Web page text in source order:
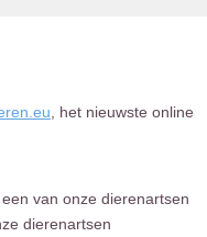
, het nieuwste online
van onze dierenartsen
dierenartsen